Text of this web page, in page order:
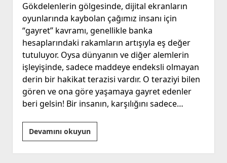
Gökdelenlerin gölgesinde, dijital ekranların
oyunlarında kaybolan çağımız insanı için
“gayret” kavramı, genellikle banka
hesaplarındaki rakamların artışıyla eş değer
tutuluyor. Oysa dünyanın ve diğer alemlerin
işleyişinde, sadece maddeye endeksli olmayan
derin bir hakikat terazisi vardır. O teraziyi bilen
gören ve ona göre yaşamaya gayret edenler
beri gelsin! Bir insanın, karşılığını sadece…
Devamını okuyunEğitime
Farklı
Bir